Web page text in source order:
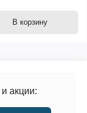
В корзину
акции: